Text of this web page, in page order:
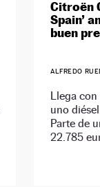
Citroën
Spain’
buen
ALFREDO
Llega
uno
Parte de
22.785